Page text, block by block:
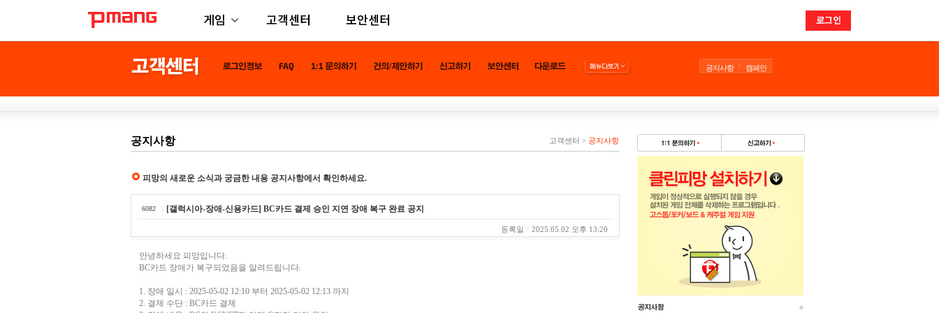
게임 고객센터 보안센터 로그인
공지사항 캠페인
공지사항 고객센터 > 공지사항
피망의 새로운 소식과 궁금한 내용 공지사항에서 확인하세요.
6082 [갤럭시아-장애-신용카드] BC카드 결제 승인 지연 장애 복구 완료 공지
등록일 2025.05.02 오후 13:20
안녕하세요 피망입니다.
BC카드 장애가 복구되었음을 알려드립니다.
1. 장애 일시 : 2025-05-02 12:10 부터 2025-05-02 12:13 까지
2. 결제 수단 : BC카드 결제